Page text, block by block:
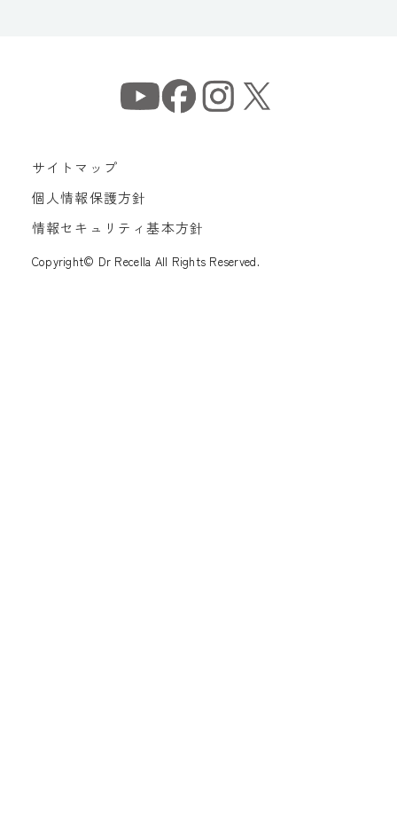
サイトマップ
個人情報保護方針
情報セキュリティ基本方針
Copyright© Dr Recella All Rights Reserved.